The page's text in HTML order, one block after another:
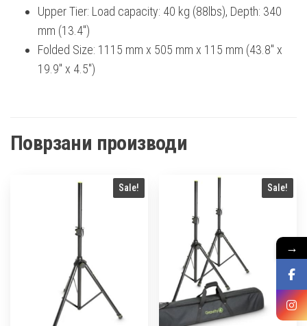
Upper Tier: Load capacity: 40 kg (88lbs), Depth: 340
mm (13.4″)
Folded Size: 1115 mm x 505 mm x 115 mm (43.8″ x
19.9″ x 4.5″)
Поврзани производи
Sale! Sale!
→